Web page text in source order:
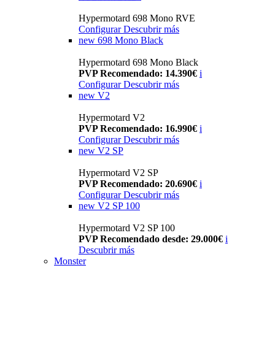
Hypermotard 698 Mono RVE
Configurar Descubrir más
new 698 Mono Black
Hypermotard 698 Mono Black
PVP Recomendado: 14.390€ i
Configurar Descubrir más
new V2
Hypermotard V2
PVP Recomendado: 16.990€ i
Configurar Descubrir más
new V2 SP
Hypermotard V2 SP
PVP Recomendado: 20.690€ i
Configurar Descubrir más
new V2 SP 100
Hypermotard V2 SP 100
PVP Recomendado desde: 29.000€ i
Descubrir más
Monster